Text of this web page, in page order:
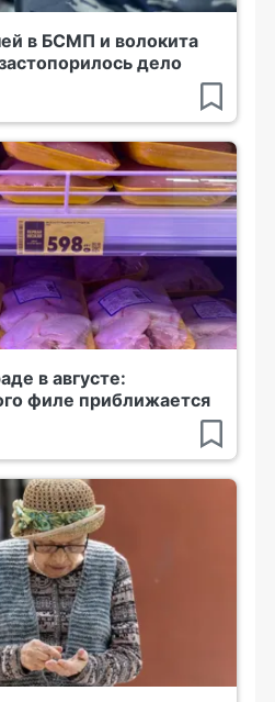
в БСМП и волокита
дело
в августе:
филе приближается